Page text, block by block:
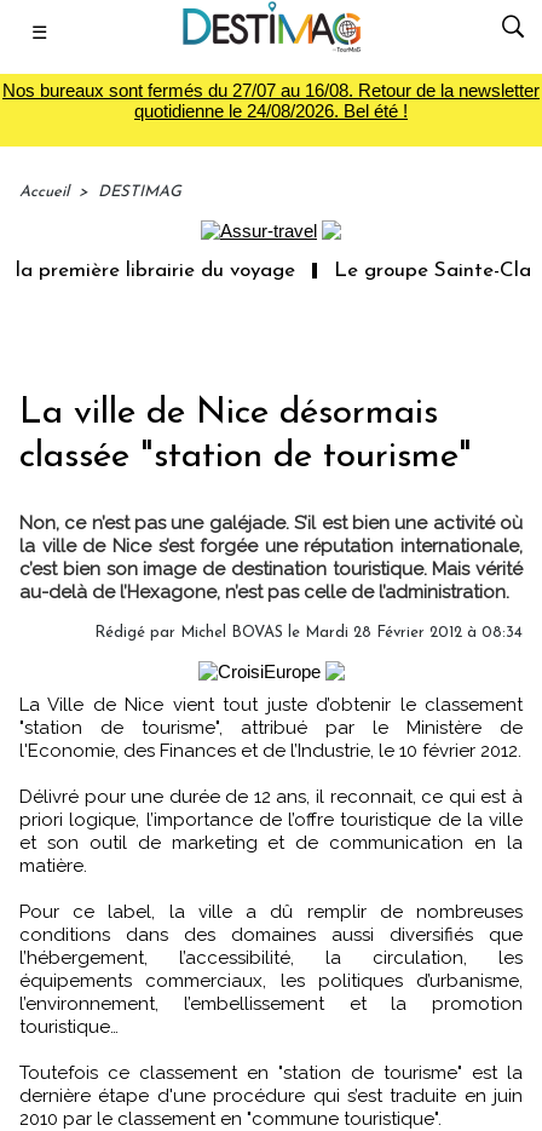
☰
Nos bureaux sont fermés du 27/07 au 16/08. Retour de la newsletter
quotidienne le 24/08/2026. Bel été !
Accueil > DESTIMAG
première librairie du voyage Le groupe Sainte-
La ville de Nice désormais
classée "station de tourisme"
Non, ce n’est pas une galéjade. S’il est bien une activité où
la ville de Nice s’est forgée une réputation internationale,
c’est bien son image de destination touristique. Mais vérité
au-delà de l’Hexagone, n’est pas celle de l’administration.
Rédigé par Michel BOVAS le Mardi 28 Février 2012 à 08:34
La Ville de Nice vient tout juste d’obtenir le classement
"station de tourisme", attribué par le Ministère de
l'Economie, des Finances et de l’Industrie, le 10 février 2012.
Délivré pour une durée de 12 ans, il reconnait, ce qui est à
priori logique, l’importance de l’offre touristique de la ville
et son outil de marketing et de communication en la
matière.
Pour ce label, la ville a dû remplir de nombreuses
conditions dans des domaines aussi diversifiés que
l’hébergement, l’accessibilité, la circulation, les
équipements commerciaux, les politiques d’urbanisme,
l’environnement, l’embellissement et la promotion
touristique…
Toutefois ce classement en "station de tourisme" est la
dernière étape d'une procédure qui s’est traduite en juin
2010 par le classement en "commune touristique".